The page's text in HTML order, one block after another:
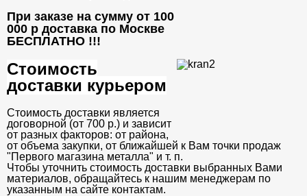
При заказе на сумму от 100
000 р доставка по Москве
БЕСПЛАТНО !!!
Стоимость
доставки курьером
Стоимость доставки является
договорной (от 700 р.) и зависит
от разных факторов: от района,
от объема закупки, от ближайшей к Вам точки продаж
"Первого магазина металла" и т. п.
Чтобы уточнить стоимость доставки выбранных Вами
материалов, обращайтесь к нашим менеджерам по
указанным на сайте контактам.